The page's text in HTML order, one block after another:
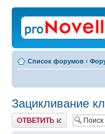
Список форумов ‹
Зацикливание
Ответить